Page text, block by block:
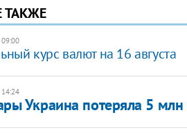
ТАКЖЕ
09:00
курс валют на 16 августа
14:24
Украина потеряла 5 млн